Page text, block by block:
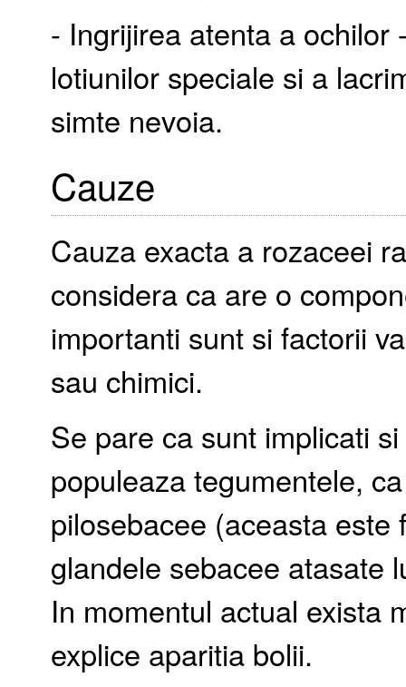
- Ingrijirea atenta a ochilor
lotiunilor speciale si a
simte nevoia.
Cauze
Cauza exacta a rozaceei
considera ca are o
importanti sunt si factorii
sau chimici.
Se pare ca sunt implicati
populeaza tegumentele,
pilosebacee (aceasta
glandele sebacee atasate
In momentul actual exista
explice aparitia bolii.